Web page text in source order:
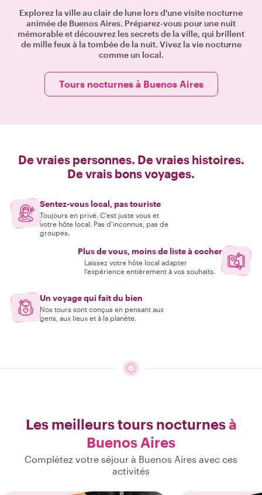
Explorez la ville au clair de lune lors d'une visite nocturne
animée de Buenos Aires. Préparez-vous pour une nuit
mémorable et découvrez les secrets de la ville, qui brillent
de mille feux à la tombée de la nuit. Vivez la vie nocturne
comme un local.
Tours nocturnes à Buenos Aires
De vraies personnes. De vraies histoires.
De vrais bons voyages.
Sentez-vous local, pas touriste
Toujours en privé. C'est juste vous et
votre hôte local. Pas d'inconnus, pas de
groupes.
Plus de vous, moins de liste à cocher
Laissez votre hôte local adapter
l'expérience entièrement à vos souhaits.
Un voyage qui fait du bien
Nos tours sont conçus en pensant aux
gens, aux lieux et à la planète.
Les meilleurs tours nocturnesà
Buenos Aires
Complétez votre séjour à Buenos Aires avec ces
activités